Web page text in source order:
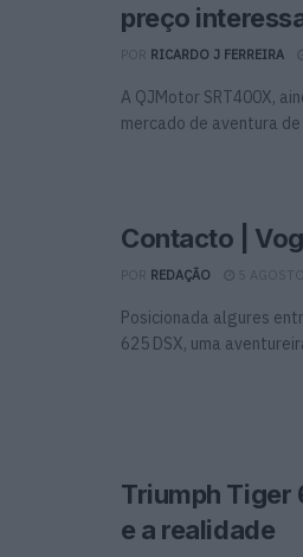
preço
RICARDO J FERREIRA
A QJMotor SRT400X,
mercado de aventura
Contacto |
REDAÇÃO 5
Posicionada algures
625 DSX, uma
Triumph Tiger
e a realidade